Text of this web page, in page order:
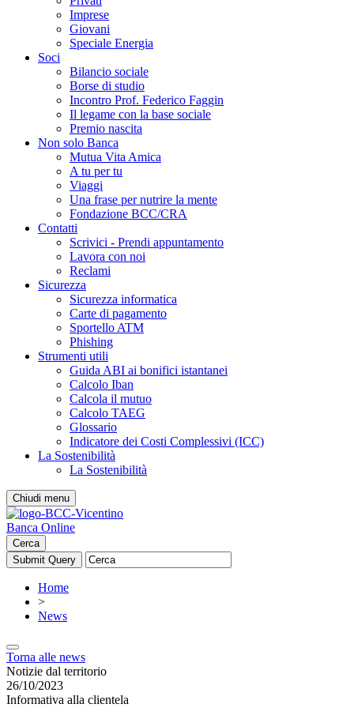
Imprese
Giovani
Speciale Energia
Soci
Bilancio sociale
Borse di studio
Incontro Prof. Federico Faggin
Il legame con la base sociale
Premio nascita
Non solo Banca
Mutua Vita Amica
A tu per tu
Viaggi
Una frase per nutrire la mente
Fondazione BCC/CRA
Contatti
Scrivici - Prendi appuntamento
Lavora con noi
Reclami
Sicurezza
Sicurezza informatica
Carte di pagamento
Sportello ATM
Phishing
Strumenti utili
Guida ABI ai bonifici istantanei
Calcolo Iban
Calcola il mutuo
Calcolo TAEG
Glossario
Indicatore dei Costi Complessivi (ICC)
La Sostenibilità
La Sostenibilità
Chiudi menu
Banca Online
Cerca
Home
>
News
Torna alle news
Notizie dal territorio
26/10/2023
Informativa alla clientela